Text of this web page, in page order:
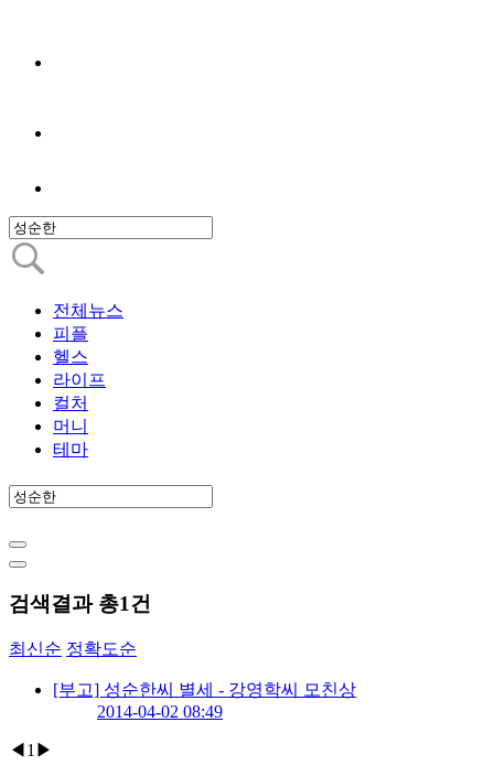
전체뉴스
피플
헬스
라이프
컬처
머니
테마
검색결과 총1건
최신순 정확도순
[부고] 성순한씨 별세 - 강영학씨 모친상
2014-04-02 08:49
◀ 1 ▶